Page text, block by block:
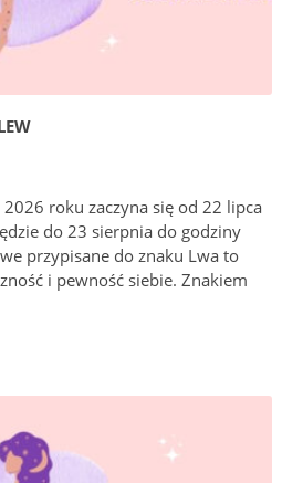
roku zaczyna się od 22 lipca
do 23 sierpnia do godziny
przypisane do znaku Lwa to
i pewność siebie. Znakiem